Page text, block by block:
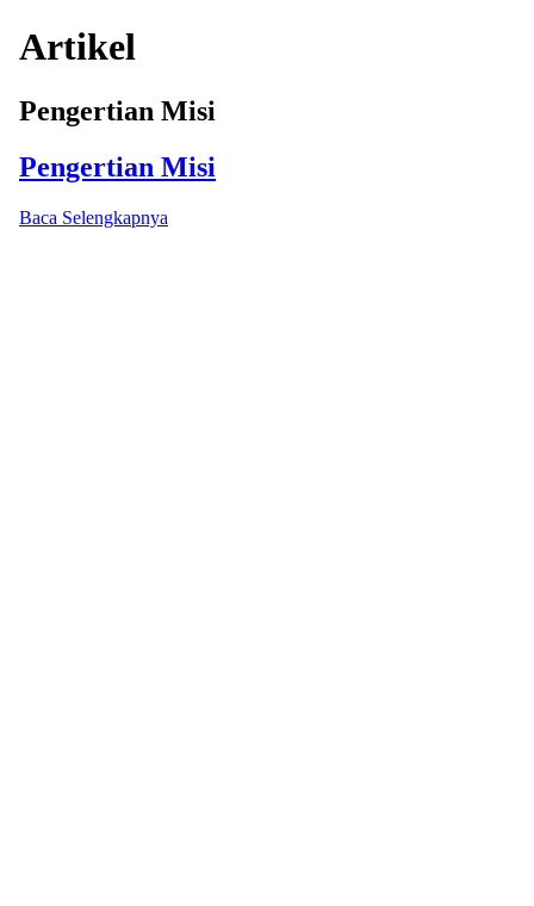
Artikel
Pengertian Misi
Pengertian Misi
Baca Selengkapnya